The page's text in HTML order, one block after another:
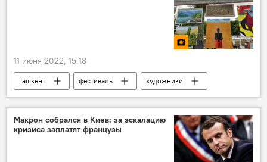
11 июня 2022, 15:18
Ташкент фестиваль
художники
искусство
Фото Культура
Макрон собрался в Киев: за эскалацию
кризиса заплатят французы